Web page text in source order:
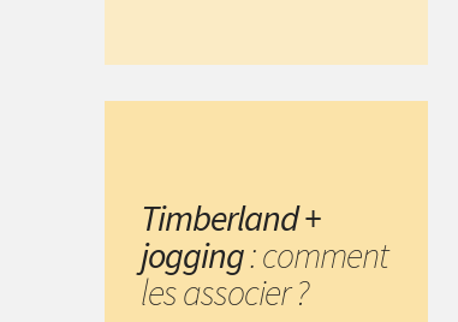
Timberland +
jogging: comment
les associer ?